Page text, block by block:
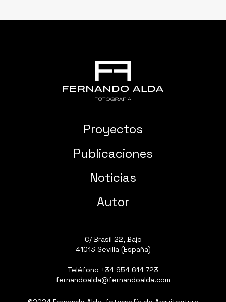
Proyectos
Publicaciones
Noticias
Autor
C/ Brasil 22, Bajo
41013 Sevilla (España)
Teléfono +34 954 614 723
fernandoalda@fernandoalda.com